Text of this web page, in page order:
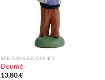
SANTONS ESCOFFIER
Doumé
13,80€